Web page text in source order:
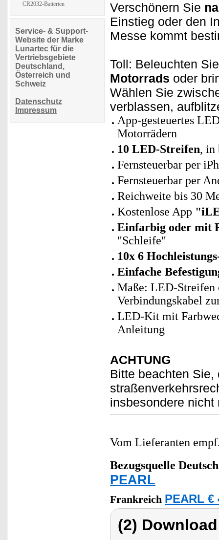
CR2032-Batterien
Service- & Support-
Website der Marke
Lunartec für die
Vertriebsgebiete
Deutschland,
Österreich und
Schweiz
Datenschutz
Impressum
Verschönern Sie
Einstieg oder den
Messe kommt
Toll: Beleuchten
Motorrads oder
Wählen Sie
verblassen,
App-gesteuertes
Motorrädern
10 LED-Streifen, in
Fernsteuerbar per
Fernsteuerbar per
Reichweite bis 30
Kostenlose App
Einfarbig oder mit
"Schleife"
10x 6
Einfache
Maße: LED-Streifen
Verbindungskabel
LED-Kit mit
Anleitung
ACHTUNG
Bitte beachten
insbesondere
Vom Lieferanten
Bezugsquelle
PEARL
Frankreich PEARL €
(2)